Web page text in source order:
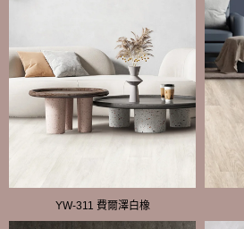
YW-311 費爾澤白橡